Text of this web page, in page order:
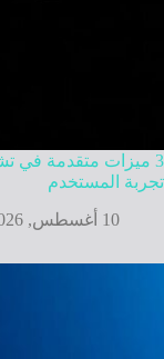
3 ميزات متقدمة في
تجربة المستخدم
10 أغسطس, 2026